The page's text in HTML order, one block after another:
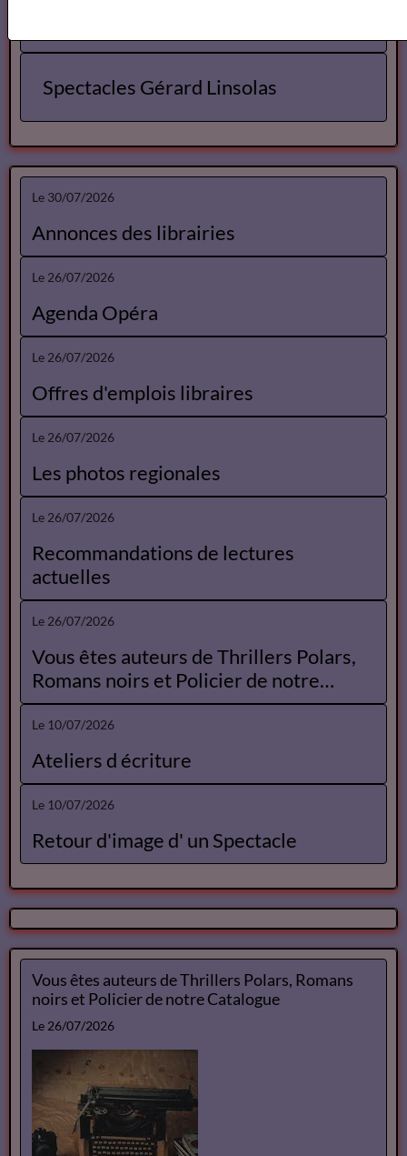
Spectacles Gérard Linsolas
Le 30/07/2026
Annonces des librairies
Le 26/07/2026
Agenda Opéra
Le 26/07/2026
Offres d'emplois libraires
Le 26/07/2026
Les photos regionales
Le 26/07/2026
Recommandations de lectures
actuelles
Le 26/07/2026
Vous êtes auteurs de Thrillers Polars,
Romans noirs et Policier de notre
Catalogue
Le 10/07/2026
Ateliers d écriture
Le 10/07/2026
Retour d'image d' un Spectacle
Vous êtes auteurs de Thrillers Polars, Romans
noirs et Policier de notre Catalogue
Le 26/07/2026